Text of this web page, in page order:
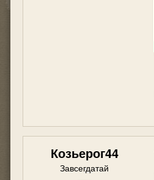
Козьерог44
Завсегдатай